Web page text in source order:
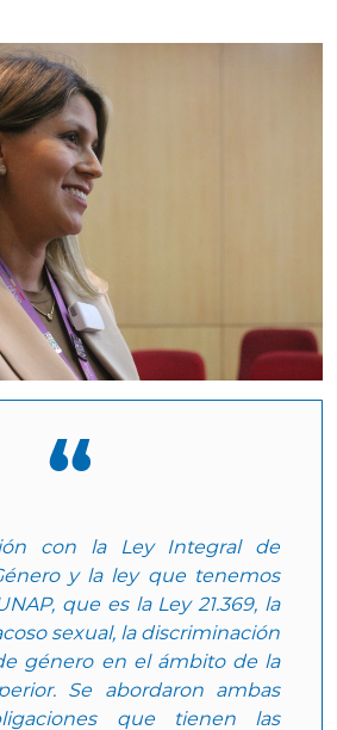
con la Ley Integral de
y la ley que tenemos
que es la Ley 21.369, la
sexual, la discriminación
género en el ámbito de la
Se abordaron ambas
que tienen las